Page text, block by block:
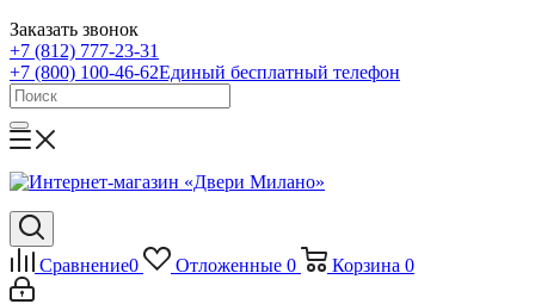
Заказать звонок
+7 (812) 777-23-31
+7 (800) 100-46-62Единый бесплатный телефон
Сравнение0 Отложенные 0 Корзина 0